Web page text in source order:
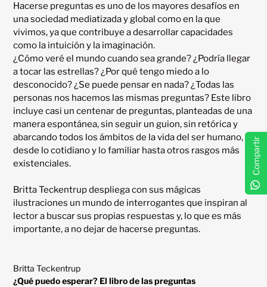
Hacerse preguntas es uno de los mayores desafíos en
una sociedad mediatizada y global como en la que
vivimos, ya que contribuye a desarrollar capacidades
como la intuición y la imaginación.
¿Cómo veré el mundo cuando sea grande? ¿Podría llegar
a tocar las estrellas? ¿Por qué tengo miedo a lo
desconocido? ¿Se puede pensar en nada? ¿Todas las
personas nos hacemos las mismas preguntas? Este libro
incluye casi un centenar de preguntas, planteadas de una
manera espontánea, sin seguir un guion, sin retórica y
abarcando todos los ámbitos de la vida del ser humano,
desde lo cotidiano y lo familiar hasta otros rasgos más
existenciales.
Britta Teckentrup despliega con sus mágicas
ilustraciones un mundo de interrogantes que inspiran al
lector a buscar sus propias respuestas y, lo que es más
importante, a no dejar de hacerse preguntas.
Britta Teckentrup
¿Qué puedo esperar? El libro de las preguntas
Compartir